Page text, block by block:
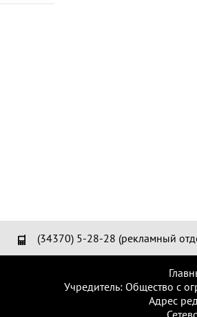
(34370) 5-28-28 (рекламный
Учредитель: Общество с
Адрес